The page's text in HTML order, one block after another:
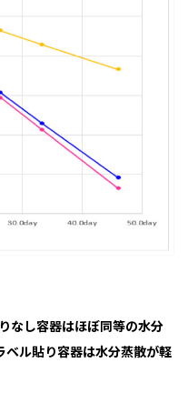
なし容器はほぼ同等の水分
ベル貼り容器は水分蒸散が軽